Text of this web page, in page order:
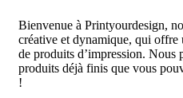
Bienvenue à Printyourdesign,
créative et dynamique, qui offre
de produits d’impression. Nous
produits déjà finis que vous
!